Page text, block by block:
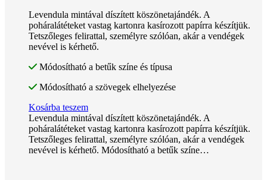
Levendula mintával díszített köszönetajándék. A
poháralátéteket vastag kartonra kasírozott papírra készítjük.
Tetszőleges felirattal, személyre szólóan, akár a vendégek
nevével is kérhető.
Módosítható a betűk színe és típusa
Módosítható a szövegek elhelyezése
Kosárba teszem
Levendula mintával díszített köszönetajándék. A
poháralátéteket vastag kartonra kasírozott papírra készítjük.
Tetszőleges felirattal, személyre szólóan, akár a vendégek
nevével is kérhető. Módosítható a betűk színe…